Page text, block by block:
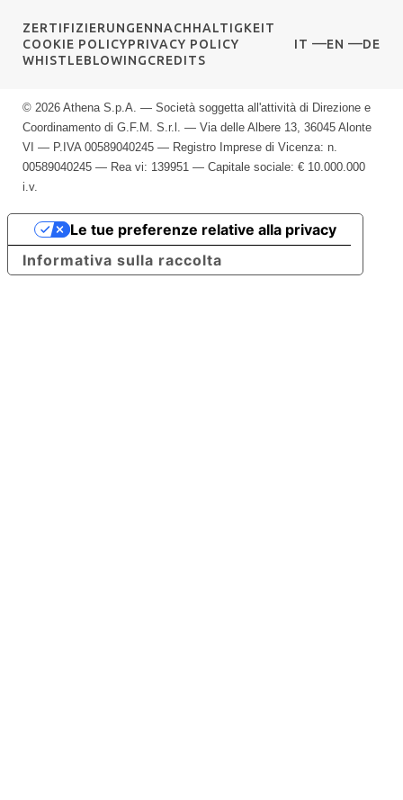
ZERTIFIZIERUNGENNACHHALTIGKEIT
COOKIE POLICYPRIVACY POLICY
WHISTLEBLOWINGCREDITS
IT EN DE
© 2026 Athena S.p.A. — Società soggetta all'attività di Direzione e
Coordinamento di G.F.M. S.r.l. — Via delle Albere 13, 36045 Alonte
VI — P.IVA 00589040245 — Registro Imprese di Vicenza: n.
00589040245 — Rea vi: 139951 — Capitale sociale: € 10.000.000
i.v.
Informativa sulla raccolta
Le tue preferenze relative alla privacy